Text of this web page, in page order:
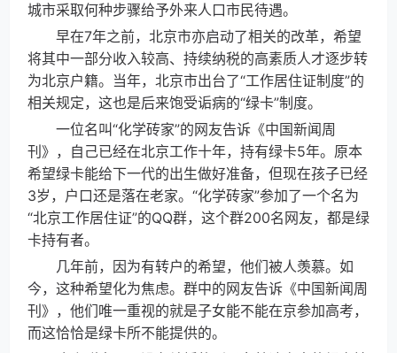
城市采取何种步骤给予外来人口市民待遇。
早在7年之前，北京市亦启动了相关的改革，希望
将其中一部分收入较高、持续纳税的高素质人才逐步转
为北京户籍。当年，北京市出台了“工作居住证制度”的
相关规定，这也是后来饱受诟病的“绿卡”制度。
一位名叫“化学砖家”的网友告诉《中国新闻周
刊》，自己已经在北京工作十年，持有绿卡5年。原本
希望绿卡能给下一代的出生做好准备，但现在孩子已经
3岁，户口还是落在老家。“化学砖家”参加了一个名为
“北京工作居住证”的QQ群，这个群200名网友，都是绿
卡持有者。
几年前，因为有转户的希望，他们被人羡慕。如
今，这种希望化为焦虑。群中的网友告诉《中国新闻周
刊》，他们唯一重视的就是子女能不能在京参加高考，
而这恰恰是绿卡所不能提供的。